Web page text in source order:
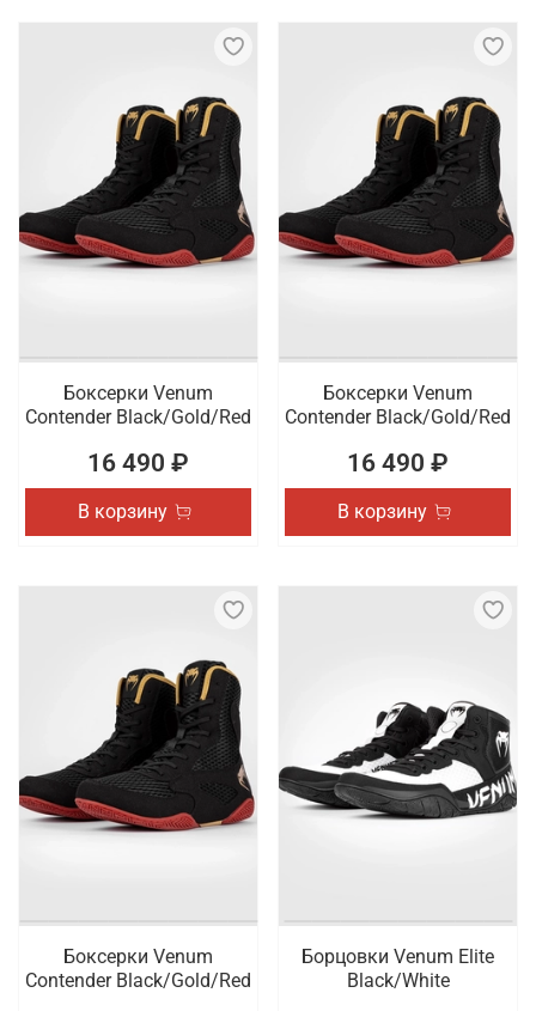
Боксерки Venum
Contender Black/Gold/Red
16 490 ₽
В корзину
Боксерки Venum
Contender Black/Gold/Red
16 490 ₽
В корзину
Боксерки Venum
Contender Black/Gold/Red
Борцовки Venum Elite
Black/White